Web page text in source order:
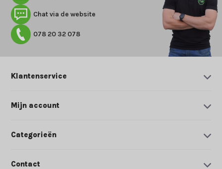
Chat via de website
078 20 32 078
Klantenservice
Mijn account
Categorieën
Contact